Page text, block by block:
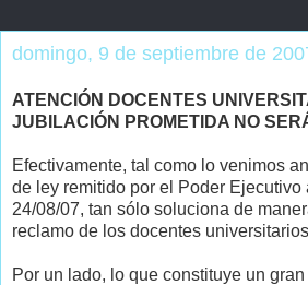
domingo, 9 de septiembre de
ATENCIÓN DOCENTES
JUBILACIÓN PROMETIDA NO
Efectivamente, tal como lo venimos
de ley remitido por el Poder Ejecutivo
24/08/07, tan sólo soluciona de
reclamo de los docentes
Por un lado, lo que constituye un